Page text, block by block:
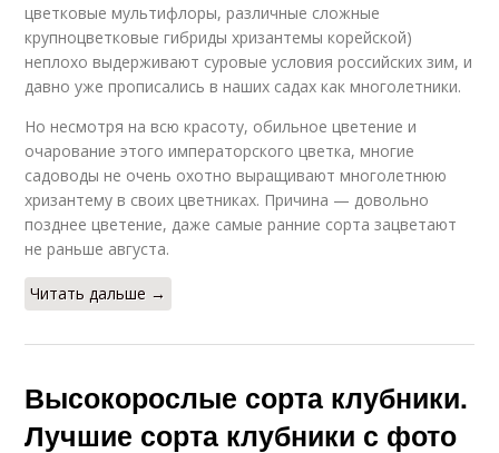
цветковые мультифлоры, раз­личные сложные
крупноцвет­ковые гибриды хризантемы ко­рейской)
неплохо выдержива­ют суровые условия российских зим, и
давно уже прописались в на­ших садах как многолетники.
Но несмотря на всю красоту, обиль­ное цветение и
очарование это­го императорского цветка, мно­гие
садоводы не очень охотно выращивают многолетнюю
хри­зантему в своих цветниках. При­чина — довольно
позднее цветение, даже самые ранние сорта зацветают
не раньше авгу­ста.
Читать дальше →
Высокорослые сорта клубники.
Лучшие сорта клубники с фото